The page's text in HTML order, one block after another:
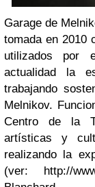
Garage de
tomada en 2010
utilizados por
actualidad la
trabajando
Melnikov.
Centro de la
artísticas y
realizando la
(ver: http://